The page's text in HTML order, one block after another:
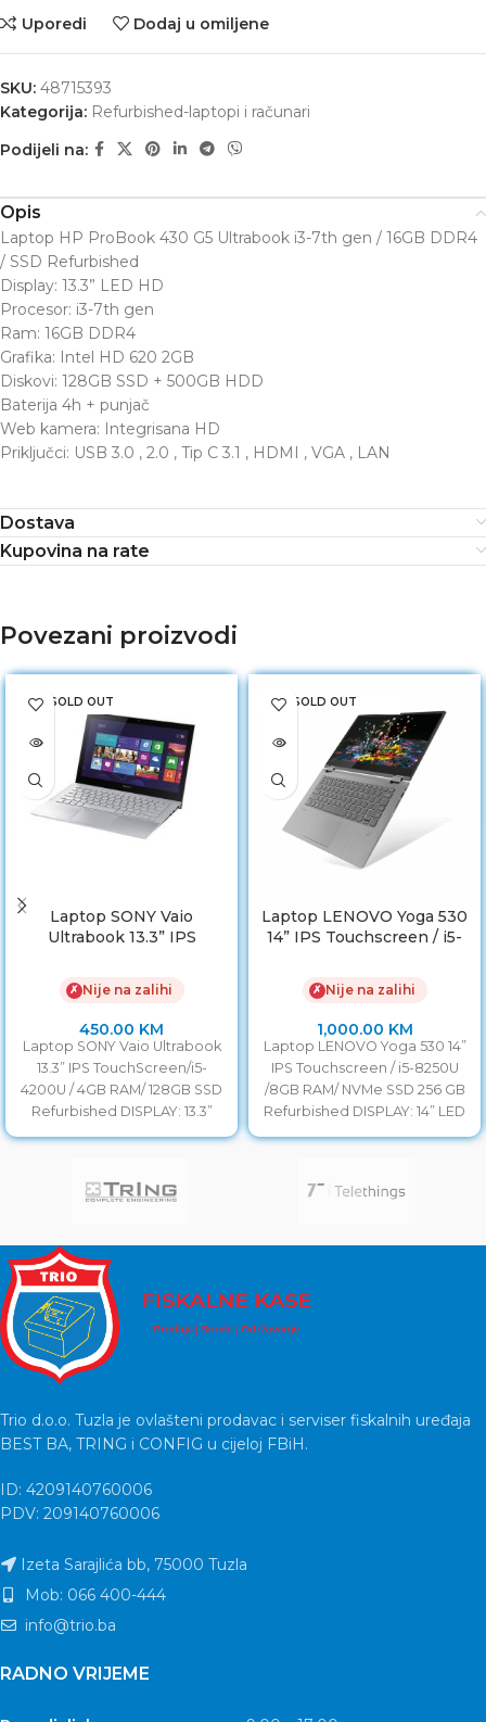
Uporedi Dodaj u omiljene
SKU: 48715393
Kategorija: Refurbished-laptopi i računari
Podijeli na:
Opis
Laptop HP ProBook 430 G5 Ultrabook i3-7th gen / 16GB DDR4
/ SSD Refurbished
Display: 13.3” LED HD
Procesor: i3-7th gen
Ram: 16GB DDR4
Grafika: Intel HD 620 2GB
Diskovi: 128GB SSD + 500GB HDD
Baterija 4h + punjač
Web kamera: Integrisana HD
Priključci: USB 3.0 , 2.0 , Tip C 3.1 , HDMI , VGA , LAN
Dostava
Kupovina na rate
Povezani proizvodi
SOLD OUT
Laptop SONY Vaio
Ultrabook 13.3” IPS
4GB RAM/ 128GB SSD
✗ Nije na zalihi
450.00 KM
Laptop SONY Vaio Ultrabook
13.3” IPS TouchScreen/i5-
4200U / 4GB RAM/ 128GB SSD
Refurbished DISPLAY: 13.3”
LED Full HD IPS Touch
SOLD OUT
Laptop LENOVO Yoga 530
14” IPS Touchscreen / i5-
SSD 256 GB
✗ Nije na zalihi
1,000.00 KM
Laptop LENOVO Yoga 530 14”
IPS Touchscreen / i5-8250U
/8GB RAM/ NVMe SSD 256 GB
Refurbished DISPLAY: 14” LED
Full
Trio d.o.o. Tuzla je ovlašteni prodavac i serviser fiskalnih uređaja
BEST BA, TRING i CONFIG u cijeloj FBiH.
ID: 4209140760006
PDV: 209140760006
Izeta Sarajlića bb, 75000 Tuzla
Mob: 066 400-444
info@trio.ba
RADNO VRIJEME